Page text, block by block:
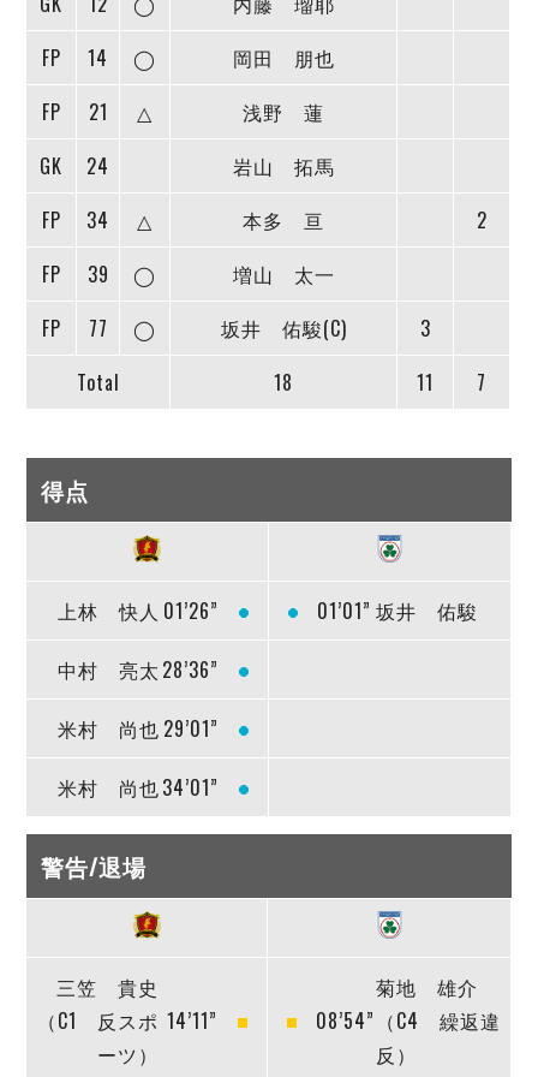
FP
14 ◯
岡田 朋也
FP
21 △
浅野 蓮
GK
24
岩山 拓馬
FP
34 △ 本多 亘
2
FP
39 ◯
増山 太一
FP
77 ◯ 坂井 佑駿(C)
3
Total
18 11 7
得点
上林 快人 01’26” 01’01” 坂井 佑駿
中村 亮太 28’36”
米村 尚也 29’01”
米村 尚也34’01”
警告/退場
三笠 貴史
（C1 反スポ
ーツ）
14’11” 08’54”
菊地 雄介
（C4 繰返違
反）